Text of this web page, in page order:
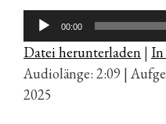
Audio-
Player
00:00
Datei herunterladen | In
Audiolänge: 2:09 |
2025